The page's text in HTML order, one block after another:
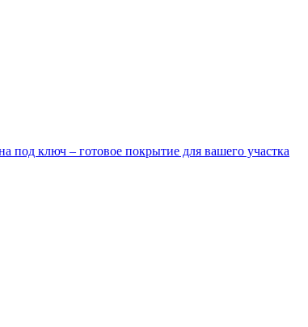
под ключ – готовое покрытие для вашего участка